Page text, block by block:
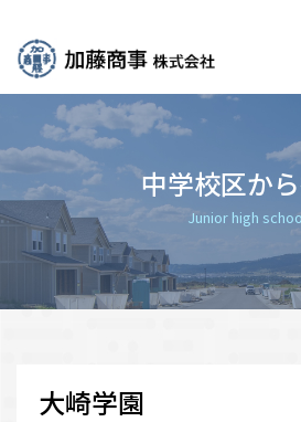
中学校区か
Junior high
大崎学園